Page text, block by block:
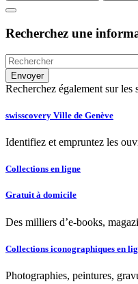
Recherchez une
Recherchez également sur
swisscovery Ville de Genève
Identifiez et empruntez les
Collections en ligne
Gratuit à domicile
Des milliers d’e-books,
Collections iconographiques en
Photographies, peintures,